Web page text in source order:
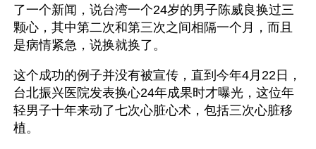
了一个新闻，说台湾一个24岁的男子陈威良换过三
颗心，其中第二次和第三次之间相隔一个月，而且
是病情紧急，说换就换了。
这个成功的例子并没有被宣传，直到今年4月22日，
台北振兴医院发表换心24年成果时才曝光，这位年
轻男子十年来动了七次心脏心术，包括三次心脏移
植。